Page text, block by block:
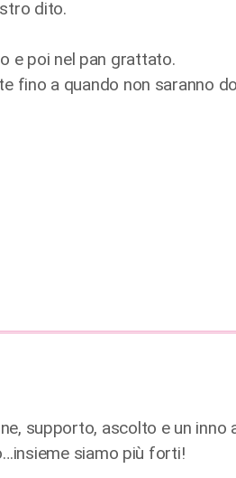
dito.
e poi nel pan grattato.
fino a quando non saranno
supporto, ascolto e un inno
siamo più forti!